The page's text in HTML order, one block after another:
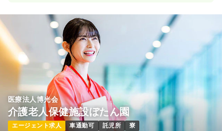
医療法人博光会
介護老人保健施設ぼたん園
エージェント求人 車通勤可 託児所 寮